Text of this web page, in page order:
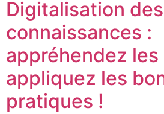
Digitalisation des
connaissances :
appréhendez
appliquez les
pratiques !